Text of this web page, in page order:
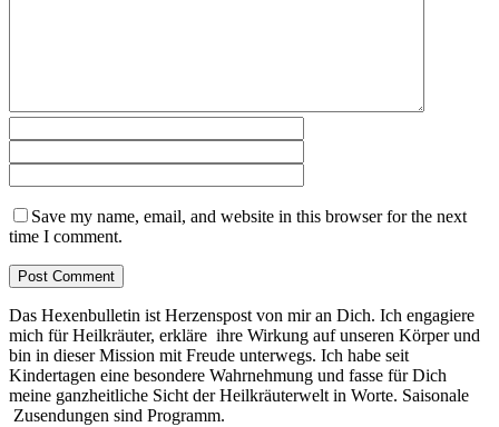
Save my name, email, and website in this browser for the next
time I comment.
Das Hexenbulletin ist Herzenspost von mir an Dich. Ich engagiere
mich für Heilkräuter, erkläre ihre Wirkung auf unseren Körper und
bin in dieser Mission mit Freude unterwegs. Ich habe seit
Kindertagen eine besondere Wahrnehmung und fasse für Dich
meine ganzheitliche Sicht der Heilkräuterwelt in Worte. Saisonale
Zusendungen sind Programm.